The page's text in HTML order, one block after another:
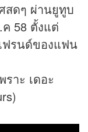
สดๆ ผ่านยูทูบ
58 ตั้งแต่
ฟรนด์ของแฟน
ราะ เดอะ